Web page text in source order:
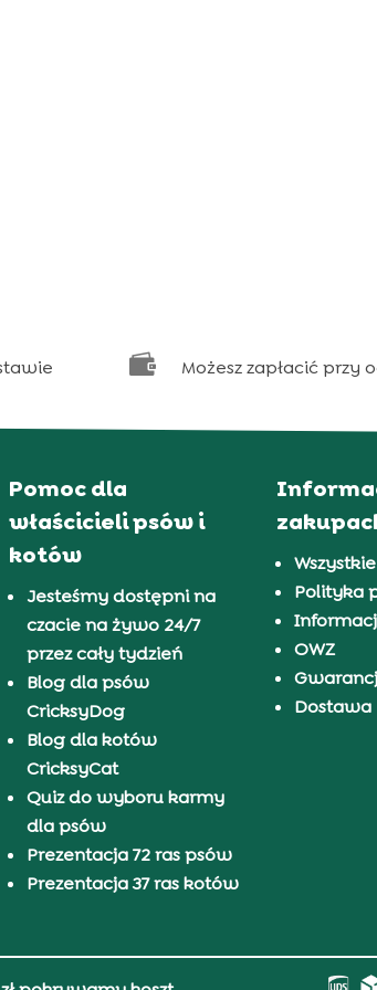
 Możesz zapłacić przy
Pomoc dla
właścicieli psów i
kotów
Jesteśmy dostępni na
czacie na żywo 24/7
przez cały tydzień
Blog dla psów
CricksyDog
Blog dla kotów
CricksyCat
Quiz do wyboru karmy
dla psów
Prezentacja 72 ras psów
Prezentacja 37 ras kotów
Polityka
OWZ
Dostawa